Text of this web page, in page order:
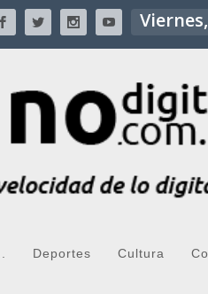
Deportes Cultura